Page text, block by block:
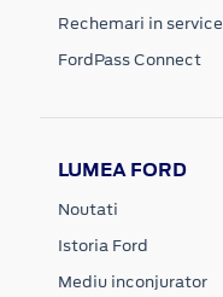
Rechemari in service
FordPass Connect
LUMEA FORD
Noutati
Istoria Ford
Mediu inconjurator